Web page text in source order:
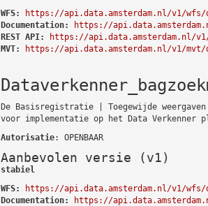
WFS:
https://api.data.amsterdam.nl/v1/wfs/
Documentation:
https://
REST API:
https://api.data.amsterdam.nl/
MVT:
https://api.data.amsterdam.nl/v1/mvt/
De Basisregistratie | Toegewijde
voor implementatie op het Data Verkenner
Autorisatie: OPENBAAR
Aanbevolen versie (v1)
stabiel
WFS:
https://api.data.amsterdam.nl/v1/wfs/
Documentation:
https://